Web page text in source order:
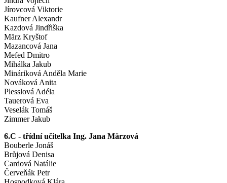
Jírovcová Viktorie
Kaufner Alexandr
Kazdová Jindřiška
März Kryštof
Mazancová Jana
Mefed Dmitro
Mihálka Jakub
Mináriková Anděla Marie
Nováková Anita
Plesslová Adéla
Tauerová Eva
Veselák Tomáš
Zimmer Jakub
6.C - třídní učitelka Ing. Jana Märzová
Bouberle Jonáš
Brůjová Denisa
Cardová Natálie
Červeňák Petr